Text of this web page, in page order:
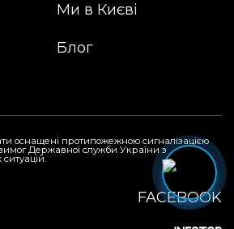
Ми в Києві
Блог
оснащені протипожежною сигналізацією
вимог Державної служби України з
FACEBOOK